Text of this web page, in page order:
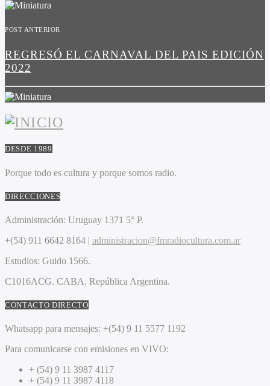
POST ANTERIOR
REGRESÓ EL CARNAVAL DEL PAIS EDICIÓN
2022
DESDE 1989
Porque todo es cultura y porque somos radio.
DIRECCIONES
Administración: Uruguay 1371 5° P.
+(54) 911 6642 8164 | administracion@fmradiocultura.com.ar
Estudios: Guido 1566.
C1016ACG. CABA. República Argentina.
CONTACTO DIRECTO
Whatsapp para mensajes: +(54) 9 11 5577 1192
Para comunicarse con emisiones en VIVO:
+ (54) 9 11 3987 4117
+ (54) 9 11 3987 4118